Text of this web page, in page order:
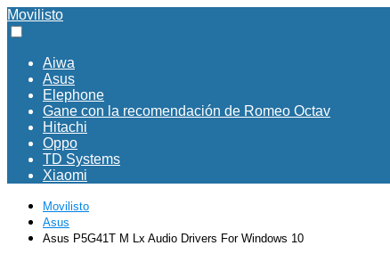
Movilisto
Aiwa
Asus
Elephone
Gane con la recomendación de Romeo Octav
Hitachi
Oppo
TD Systems
Xiaomi
Movilisto
Asus
Asus P5G41T M Lx Audio Drivers For Windows 10